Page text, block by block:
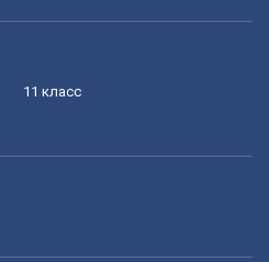
11 класс